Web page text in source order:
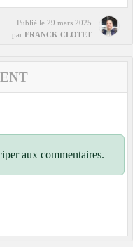
Publié le 29 mars 2025
par FRANCK CLOTET
aux commentaires.